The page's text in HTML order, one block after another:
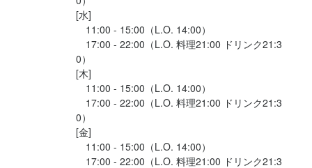
[水]
11:00 - 15:00（L.O. 14:00）
17:00 - 22:00（L.O. 料理21:00 ドリンク21:3
0）
[木]
11:00 - 15:00（L.O. 14:00）
17:00 - 22:00（L.O. 料理21:00 ドリンク21:3
0）
[金]
11:00 - 15:00（L.O. 14:00）
17:00 - 22:00（L.O. 料理21:00 ドリンク21:3